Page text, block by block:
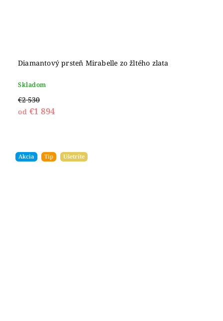
Diamantový prsteň Mirabelle zo žltého zlata
Skladom
€2 530
od €1 894
Akcia Tip Ušetríte